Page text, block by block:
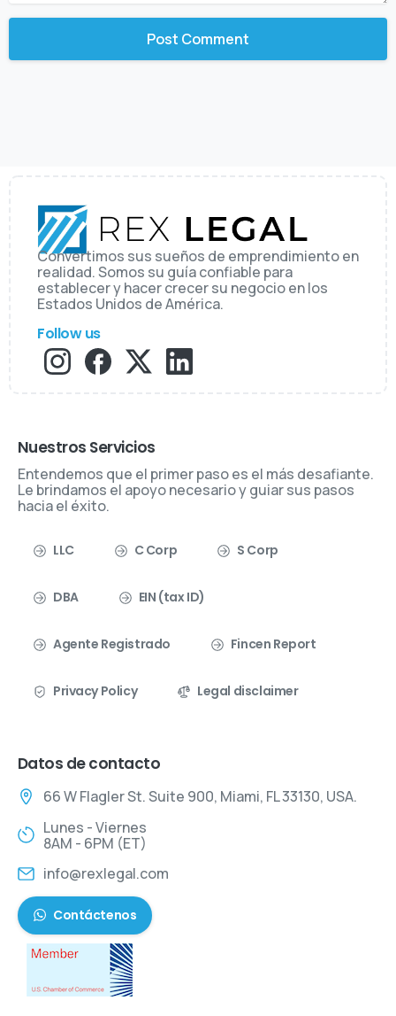
Convertimos sus sueños de emprendimiento en
realidad. Somos su guía confiable para
establecer y hacer crecer su negocio en los
Estados Unidos de América.
Follow us
Nuestros Servicios
Entendemos que el primer paso es el más desafiante.
Le brindamos el apoyo necesario y guiar sus pasos
hacia el éxito.
LLC C Corp S Corp
DBA EIN (tax ID)
Agente Registrado Fincen Report
Privacy Policy Legal disclaimer
Datos de contacto
66 W Flagler St. Suite 900, Miami, FL 33130, USA.
Lunes - Viernes
8AM - 6PM (ET)
info@rexlegal.com
Contáctenos